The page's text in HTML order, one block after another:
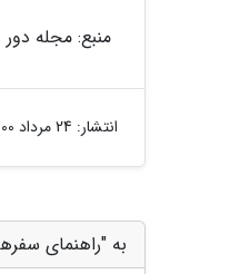
منبع: مجله
انتشار: 24 مرداد 1400
به "راهنمای